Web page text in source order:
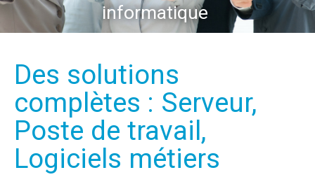
informatique
Des solutions
complètes : Serveur,
Poste de travail,
Logiciels métiers